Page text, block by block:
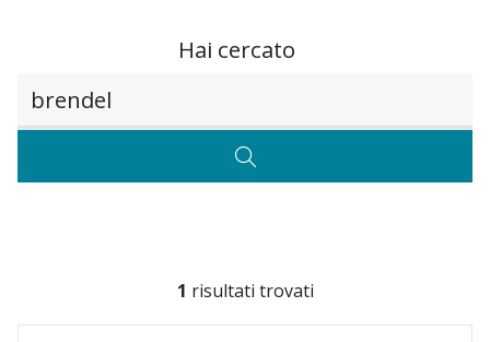
Hai cercato
CERCA
1 risultati trovati